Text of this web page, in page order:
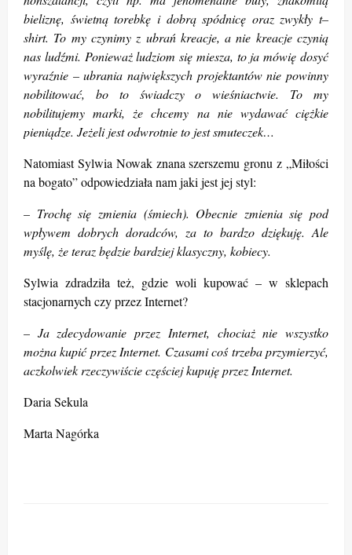
bieliznę, świetną torebkę i dobrą spódnicę oraz zwykły t–
shirt. To my czynimy z ubrań kreacje, a nie kreacje czynią
nas ludźmi. Ponieważ ludziom się miesza, to ja mówię dosyć
wyraźnie – ubrania największych projektantów nie powinny
nobilitować, bo to świadczy o wieśniactwie. To my
nobilitujemy marki, że chcemy na nie wydawać ciężkie
pieniądze. Jeżeli jest odwrotnie to jest smuteczek…
Natomiast Sylwia Nowak znana szerszemu gronu z „Miłości
na bogato” odpowiedziała nam jaki jest jej styl:
– Trochę się zmienia (śmiech). Obecnie zmienia się pod
wpływem dobrych doradców, za to bardzo dziękuję. Ale
myślę, że teraz będzie bardziej klasyczny, kobiecy.
Sylwia zdradziła też, gdzie woli kupować – w sklepach
stacjonarnych czy przez Internet?
– Ja zdecydowanie przez Internet, chociaż nie wszystko
można kupić przez Internet. Czasami coś trzeba przymierzyć,
aczkolwiek rzeczywiście częściej kupuję przez Internet.
Daria Sekula
Marta Nagórka